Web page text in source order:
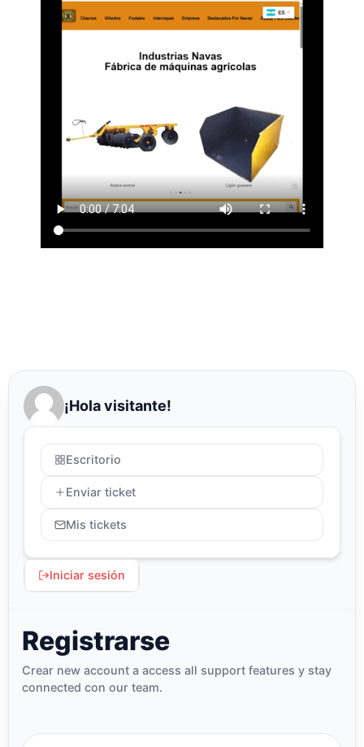
¡Hola visitante!
Escritorio
Enviar ticket
Mis tickets
Iniciar sesión
Registrarse
Crear new account a access all support features y stay
connected con our team.